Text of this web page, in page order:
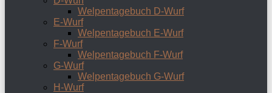
Welpentagebuch D-Wurf
E-Wurf
Welpentagebuch E-Wurf
F-Wurf
Welpentagebuch F-Wurf
G-Wurf
Welpentagebuch G-Wurf
H-Wurf